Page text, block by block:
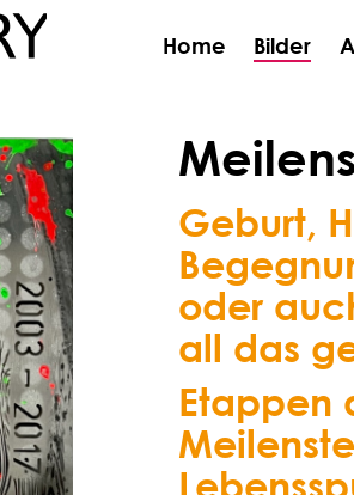
Home Bilder
Geburt,
oder
all das
Etappen